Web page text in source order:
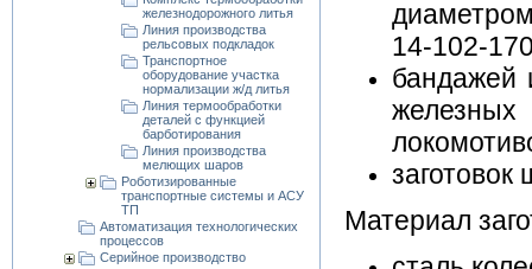
железнодорожного литья
Линия производства
рельсовых подкладок
Транспортное
оборудование участка
нормализации ж/д литья
Линия термообработки
деталей с функцией
барботирования
Линия производства
мелющих шаров
Роботизированные
транспортные системы и АСУ
ТП
Автоматизация технологических
процессов
Серийное производство
14-102-
бандажей
Материал